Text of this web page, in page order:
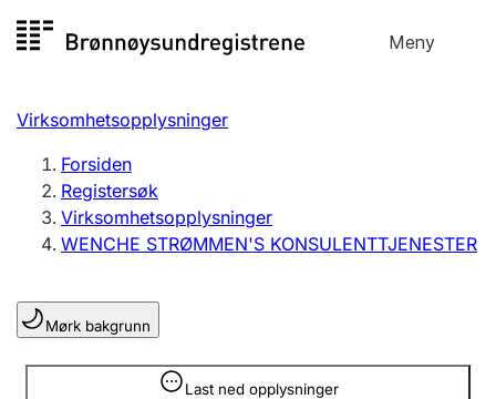
til
Meny
Registersøk
Aksjeselskap
Enkeltpersonforetak
Registrere, endre, slette
Lag og forening
Registrere, endre, slette
Virksomhetsopplysninger
Forsiden
Registersøk
Virksomhetsopplysninger
WENCHE STRØMMEN'S KONSULENTTJENESTER
Mørk bakgrunn
Last ned opplysninger
Opplysninger er skjult